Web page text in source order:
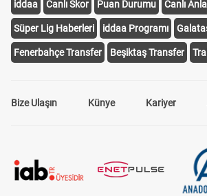
iddaa
Canlı Skor Puan Durumu Canlı
Süper Lig Haberleri iddaa Programı
Fenerbahçe Transfer Beşiktaş Transfer
Bize Ulaşın Künye Kariyer